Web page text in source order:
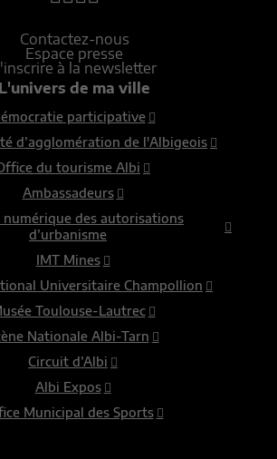
Contactez-nous
Espace presse
à la newsletter
L'univers de ma ville
participative
d’agglomération de l'Albigeois
du tourisme Albi
Ambassadeurs
numérique des autorisations
d’urbanisme
IMT Mines
Universitaire Champollion
Toulouse-Lautrec
Nationale Albi-Tarn
Circuit d’Albi
Albi Expos
Municipal des Sports